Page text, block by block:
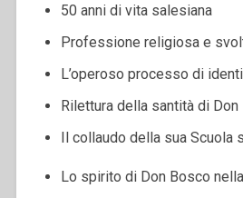
50 anni di vita salesiana
Professione religiosa e
L’operoso processo di
Rilettura della santità di Don
Il collaudo della sua Scuola
Lo spirito di Don Bosco